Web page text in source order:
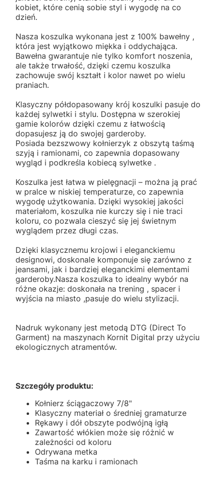
kobiet, które cenią sobie styl i wygodę na co
dzień.
Nasza koszulka wykonana jest z 100% bawełny ,
która jest wyjątkowo miękka i oddychająca.
Bawełna gwarantuje nie tylko komfort noszenia,
ale także trwałość, dzięki czemu koszulka
zachowuje swój kształt i kolor nawet po wielu
praniach.
Klasyczny półdopasowany krój koszulki pasuje do
każdej sylwetki i stylu. Dostępna w szerokiej
gamie kolorów dzięki czemu z łatwością
dopasujesz ją do swojej garderoby.
Posiada bezszwowy kołnierzyk z obszytą taśmą
szyją i ramionami, co zapewnia dopasowany
wygląd i podkreśla kobiecą sylwetke .
Koszulka jest łatwa w pielęgnacji – można ją prać
w pralce w niskiej temperaturze, co zapewnia
wygodę użytkowania. Dzięki wysokiej jakości
materiałom, koszulka nie kurczy się i nie traci
koloru, co pozwala cieszyć się jej świetnym
wyglądem przez długi czas.
Dzięki klasycznemu krojowi i eleganckiemu
designowi, doskonale komponuje się zarówno z
jeansami, jak i bardziej eleganckimi elementami
garderoby.Nasza koszulka to idealny wybór na
różne okazje: doskonała na trening , spacer i
wyjścia na miasto ,pasuje do wielu stylizacji.
Nadruk wykonany jest metodą DTG (Direct To
Garment) na maszynach Kornit Digital przy użyciu
ekologicznych atramentów.
Szczegóły produktu:
Kołnierz ściągaczowy 7/8"
Klasyczny materiał o średniej gramaturze
Rękawy i dół obszyte podwójną igłą
Zawartość włókien może się różnić w
zależności od koloru
Odrywana metka
Taśma na karku i ramionach